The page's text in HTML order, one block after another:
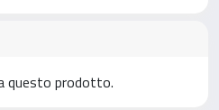
questo prodotto.